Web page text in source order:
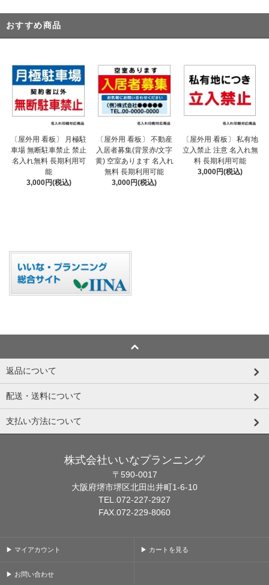
おすすめ商品
〔屋外用 看板〕 月極駐
車場 無断駐車禁止 禁止
名入れ無料 長期利用可
能
3,000円(税込)
〔屋外用 看板〕 不動産
入居者募集(背景赤/文字
黄) 空室あります 名入れ
無料 長期利用可能
3,000円(税込)
〔屋外用 看板〕 私有地
立入禁止 注意 名入れ無
料 長期利用可能
3,000円(税込)
返品について
配送・送料について
支払い方法について
株式会社いいなプランニング
〒590-0017
大阪府堺市堺区北田出井町1-6-10
TEL.072-227-2927
FAX.072-229-8060
▶ マイアカウント ▶ カートを見る
▶ お問い合わせ